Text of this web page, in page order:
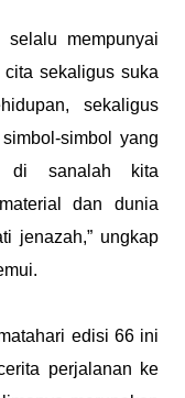
selalu mempunyai
sekaligus suka
sekaligus
simbol yang
di sanalah kita
dan dunia
jenazah,” ungkap
edisi 66 ini
perjalanan ke